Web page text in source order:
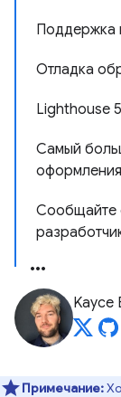
Поддержка
Отладка
Lighthouse
Самый
Сообщайте
Kayce
Примечание: